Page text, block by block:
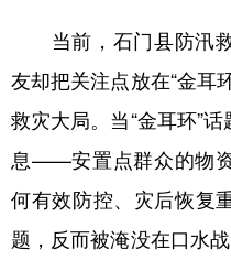
当前，石门县防汛救
友却把关注点放在“金耳
救灾大局。当“金耳环”
息——安置点群众的物
何有效防控、灾后恢复
题，反而被淹没在口水